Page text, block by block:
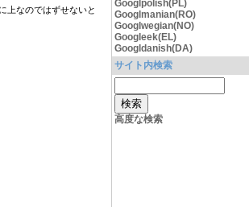
上なのではずせないと
Googlpolish(PL)
Googlmanian(RO)
Googlwegian(NO)
Googleek(EL)
Googldanish(DA)
サイト内検索
高度な検索